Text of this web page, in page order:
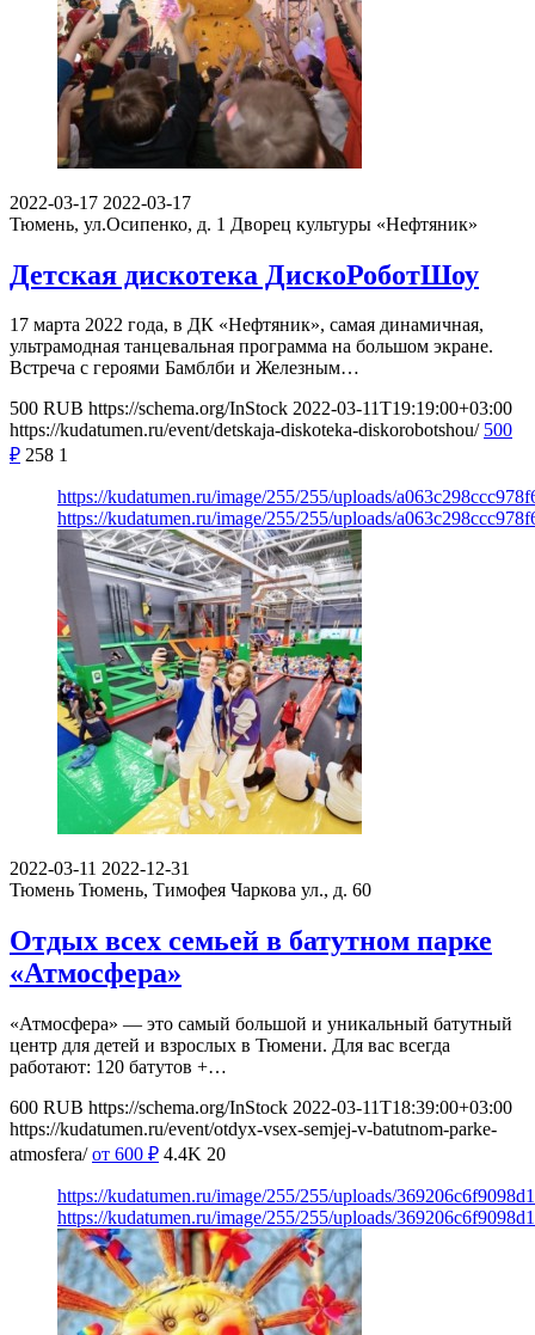
2022-03-17 2022-03-17
Тюмень, ул.Осипенко, д. 1 Дворец культуры «Нефтяник»
Детская дискотека ДискоРоботШоу
17 марта 2022 года, в ДК «Нефтяник», самая динамичная,
ультрамодная танцевальная программа на большом экране.
Встреча с героями Бамблби и Железным…
500 RUB https://schema.org/InStock 2022-03-11T19:19:00+03:00
https://kudatumen.ru/event/detskaja-diskoteka-diskorobotshou/ 500
₽ 258 1
https://kudatumen.ru/image/255/255/uploads/
https://kudatumen.ru/image/255/255/uploads/
2022-03-11 2022-12-31
Тюмень Тюмень, Тимофея Чаркова ул., д. 60
Отдых всех семьей в батутном парке
«Атмосфера»
«Атмосфера» — это самый большой и уникальный батутный
центр для детей и взрослых в Тюмени. Для вас всегда
работают: 120 батутов +…
600 RUB https://schema.org/InStock 2022-03-11T18:39:00+03:00
https://kudatumen.ru/event/otdyx-vsex-semjej-v-batutnom-parke-
atmosfera/ от 600 ₽ 4.4K 20
https://kudatumen.ru/image/255/255/uploads/
https://kudatumen.ru/image/255/255/uploads/